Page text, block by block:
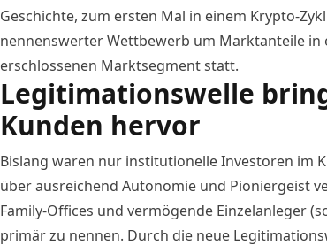
Geschichte, zum ersten Mal in einem Krypto-
nennenswerter Wettbewerb um Marktanteile in
erschlossenen Marktsegment statt.
Legitimationswelle
Kunden hervor
Bislang waren nur institutionelle Investoren im
über ausreichend Autonomie und Pioniergeist
Family-Offices und vermögende Einzelanleger
primär zu nennen. Durch die neue